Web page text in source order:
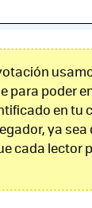
para poder
en tu
ya
cada lector